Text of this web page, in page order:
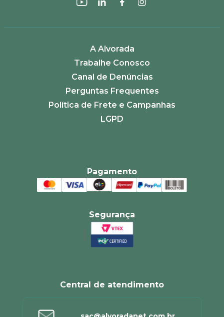
A Alvorada
Trabalhe Conosco
Canal de Denúncias
Perguntas Frequentes
Política de Frete e Campanhas
LGPD
Pagamento
Segurança
Central de atendimento